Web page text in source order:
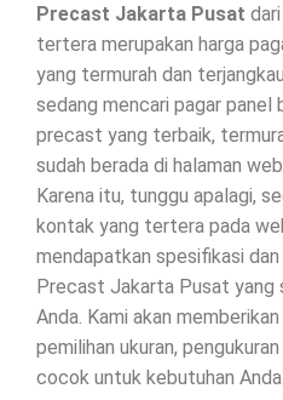
Precast Jakarta Pusat dari
tertera merupakan harga
yang termurah dan
sedang mencari pagar
precast yang terbaik,
sudah berada di halaman
Karena itu, tunggu apalagi,
kontak yang tertera pada
mendapatkan spesifikasi
Precast Jakarta Pusat yang
Anda. Kami akan
pemilihan ukuran,
cocok untuk kebutuhan Anda.